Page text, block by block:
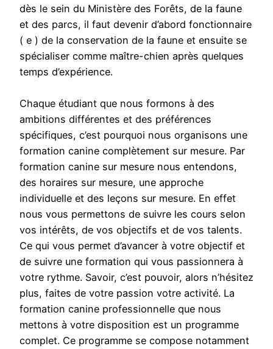
dès le sein du Ministère des Forêts, de la faune
et des parcs, il faut devenir d’abord fonctionnaire
( e ) de la conservation de la faune et ensuite se
spécialiser comme maître-chien après quelques
temps d’expérience.
Chaque étudiant que nous formons à des
ambitions différentes et des préférences
spécifiques, c’est pourquoi nous organisons une
formation canine complètement sur mesure. Par
formation canine sur mesure nous entendons,
des horaires sur mesure, une approche
individuelle et des leçons sur mesure. En effet
nous vous permettons de suivre les cours selon
vos intérêts, de vos objectifs et de vos talents.
Ce qui vous permet d’avancer à votre objectif et
de suivre une formation qui vous passionnera à
votre rythme. Savoir, c’est pouvoir, alors n’hésitez
plus, faites de votre passion votre activité. La
formation canine professionnelle que nous
mettons à votre disposition est un programme
complet. Ce programme se compose notamment